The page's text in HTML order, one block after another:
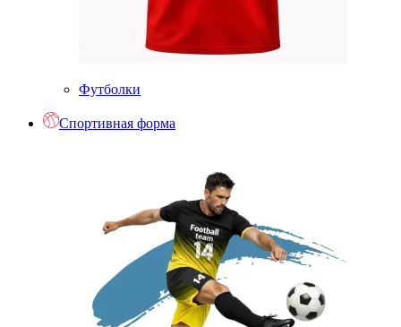
Футболки
Спортивная форма